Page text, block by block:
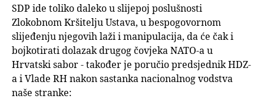
SDP ide toliko daleko u slijepoj poslušnosti
Zlokobnom Kršitelju Ustava, u bespogovornom
slijeđenju njegovih laži i manipulacija, da će čak i
bojkotirati dolazak drugog čovjeka NATO-a u
Hrvatski sabor - također je poručio predsjednik HDZ-
a i Vlade RH nakon sastanka nacionalnog vodstva
naše stranke: